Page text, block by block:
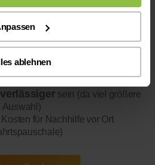
ablehnen
wir fürOnline-Unterricht
Auswahl haben, wodurch sich für
sein (da viel größere
Auswahl)
für Nachhilfe vor Ort